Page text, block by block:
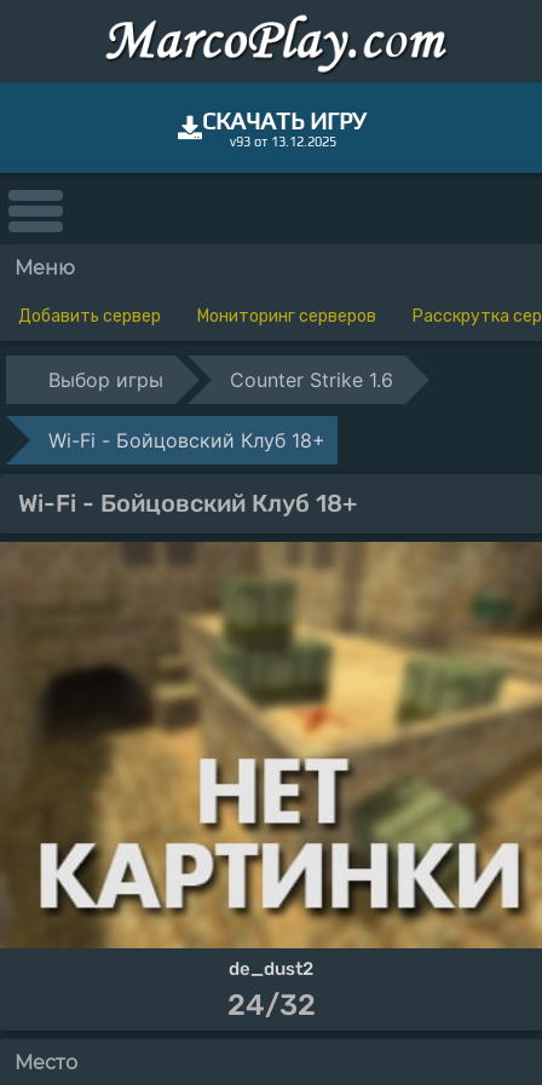
СКАЧАТЬ ИГРУ
v93 от 13.12.2025
Меню
Добавить сервер Мониторинг серверов Расскрутка
Выбор игры Counter Strike 1.6
Wi-Fi - Бойцовский Клуб 18+
Wi-Fi - Бойцовский Клуб 18+
de_dust2
24/32
Место